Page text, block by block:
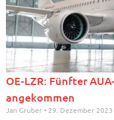
OE-LZR: Fünfter
angekommen
Jan Gruber 29. Dezember 2023